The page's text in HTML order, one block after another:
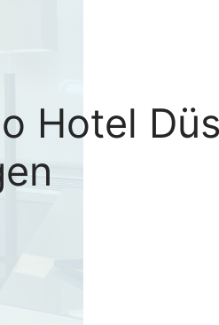
Hotel